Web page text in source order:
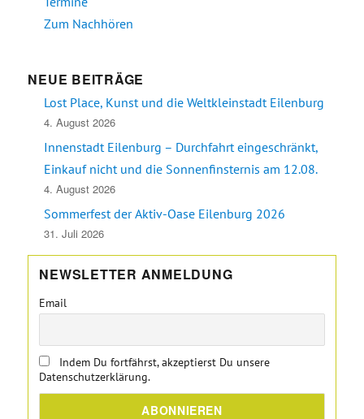
Zum Nachhören
NEUE BEITRÄGE
Lost Place, Kunst und die Weltkleinstadt Eilenburg
4. August 2026
Innenstadt Eilenburg – Durchfahrt eingeschränkt,
Einkauf nicht und die Sonnenfinsternis am 12.08.
4. August 2026
Sommerfest der Aktiv-Oase Eilenburg 2026
31. Juli 2026
NEWSLETTER ANMELDUNG
Email
Indem Du fortfährst, akzeptierst Du unsere
Datenschutzerklärung.